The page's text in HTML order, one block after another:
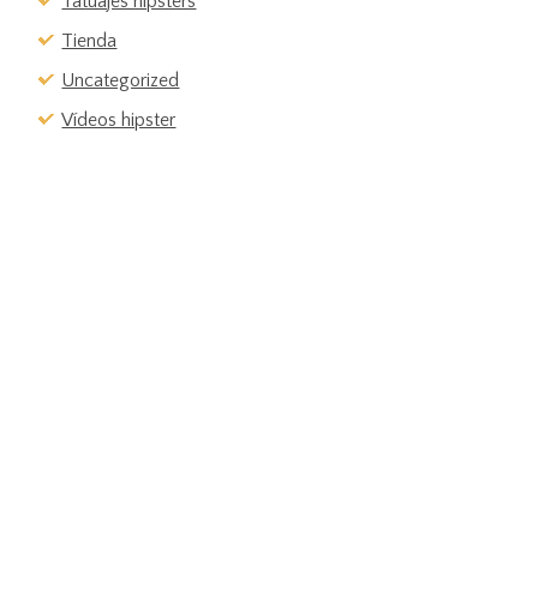
Tienda
Uncategorized
Vídeos hipster